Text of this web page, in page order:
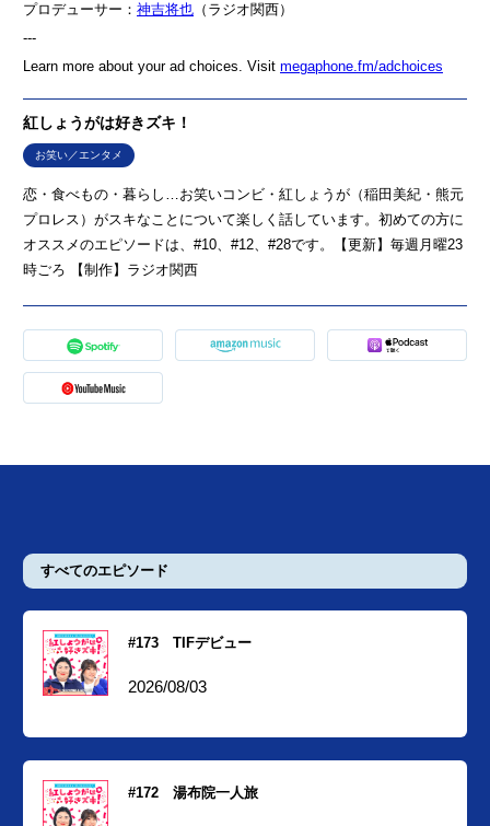
プロデューサー： ⁠⁠⁠⁠⁠⁠⁠⁠⁠⁠⁠⁠⁠⁠神吉将也⁠⁠⁠⁠⁠⁠⁠⁠⁠⁠⁠⁠⁠⁠ （ラジオ関西）
---
Learn more about your ad choices. Visit megaphone.fm/adchoices
紅しょうがは好きズキ！
お笑い／エンタメ
恋・食べもの・暮らし…お笑いコンビ・紅しょうが（稲田美紀・熊元
プロレス）がスキなことについて楽しく話しています。初めての方に
オススメのエピソードは、#10、#12、#28です。【更新】毎週月曜23
時ごろ 【制作】ラジオ関西
すべてのエピソード
#173 TIFデビュー
2026/08/03
#172 湯布院一人旅